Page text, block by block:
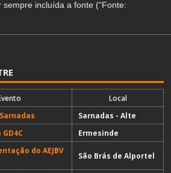
incluída a fonte (“Fonte:
Local
Sarnadas - Alte
Ermesinde
do AEJBV
São Brás de Alportel